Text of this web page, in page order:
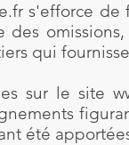
s'efforce de
qui
sur le site
été